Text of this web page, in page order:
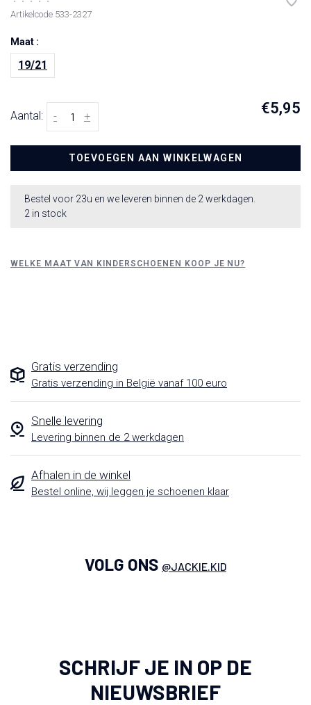
Artikelcode 533-2327
Maat :
19/21
Aantal: +
- €5,95
TOEVOEGEN AAN WINKELWAGEN
Bestel voor 23u en we leveren binnen de 2 werkdagen.
2 in stock
WELKE MAAT VAN KINDERSCHOENEN KOOP JE NU?
Gratis verzending
Gratis verzending in België vanaf 100 euro
Snelle levering
Levering binnen de 2 werkdagen
Afhalen in de winkel
Bestel online, wij leggen je schoenen klaar
VOLG ONS @JACKIE.KID
SCHRIJF JE IN OP DE
NIEUWSBRIEF